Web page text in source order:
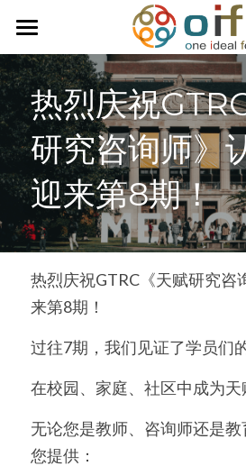
首页
关于我们
服务内容
商业活动讯息
每周一纹
台湾全球天赋研究协会
天赋研究咨询团队
连络我们
学习天赋小测试
简体中文
热烈庆祝
研究咨询师》
迎来第8期！
热烈庆祝GTRC《天赋研究咨
来第8期！
过往7期，我们见证了学员们
在校园、家庭、社区中成为天
无论您是教师、咨询师还是
您提供：